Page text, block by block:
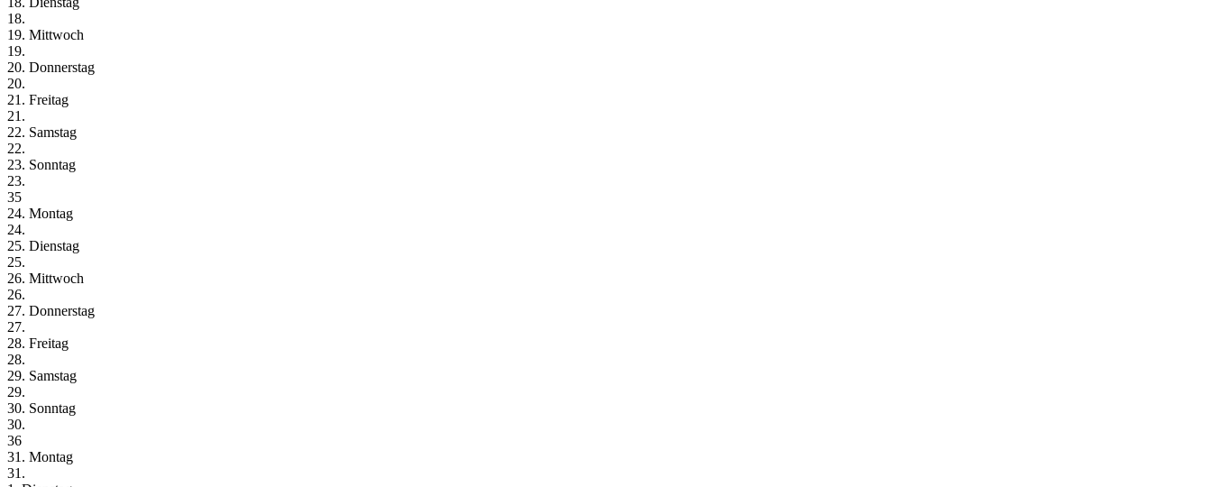
18.
19. Mittwoch
19.
20. Donnerstag
20.
21. Freitag
21.
22. Samstag
22.
23. Sonntag
23.
35
24. Montag
24.
25. Dienstag
25.
26. Mittwoch
26.
27. Donnerstag
27.
28. Freitag
28.
29. Samstag
29.
30. Sonntag
30.
36
31. Montag
31.